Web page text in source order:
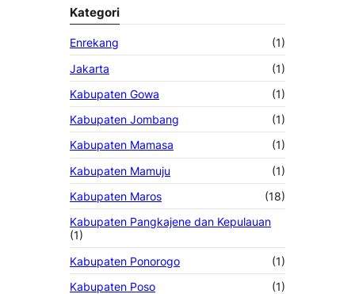
Kategori
Enrekang
(1)
Jakarta
(1)
Kabupaten Gowa
(1)
Kabupaten Jombang
(1)
Kabupaten Mamasa
(1)
Kabupaten Mamuju
(1)
Kabupaten Maros
(18)
Kabupaten Pangkajene dan Kepulauan
(1)
Kabupaten Ponorogo
(1)
Kabupaten Poso
(1)